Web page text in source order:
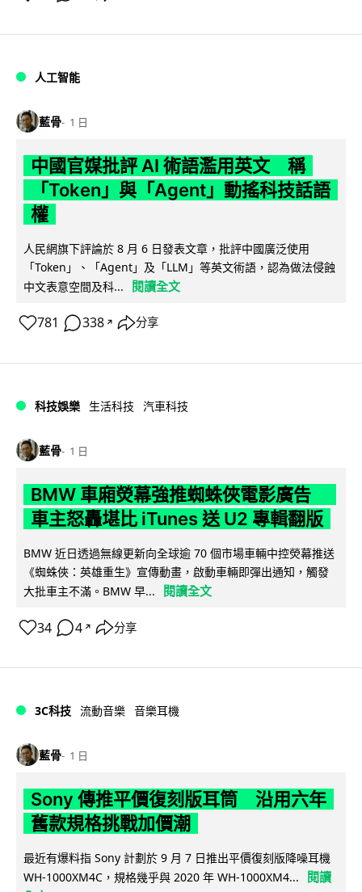
人工智能
藍骨 1 日
中國官媒批評 AI 術語濫用英文 稱
「Token」與「Agent」動搖科技話語
權
人民網旗下評論於 8 月 6 日發表文章，批評中國廣泛使用
「Token」、「Agent」及「LLM」等英文術語，認為做法侵蝕
中文表意空間及科...
閱讀全文
781 338 ↗ 分享
科技娛樂 生活科技 汽車科技
藍骨 1 日
BMW 車廂熒幕強推蜘蛛俠電影廣告
車主怒轟堪比 iTunes 送 U2 專輯翻版
BMW 近日透過無線更新向全球逾 70 個市場車輛中控熒幕推送
《蜘蛛俠：英雄重生》宣傳動畫，啟動車輛即彈出通知，觸發
大批車主不滿。BMW 早...
閱讀全文
34 4 ↗ 分享
3C科技 流動音樂 音樂耳機
藍骨 1 日
Sony 傳推平價復刻版耳筒 沿用六年
舊款規格挑戰加價潮
最近有爆料指 Sony 計劃於 9 月 7 日推出平價復刻版降噪耳機
WH-1000XM4C，規格幾乎與 2020 年 WH-1000XM4...
閱讀